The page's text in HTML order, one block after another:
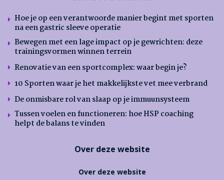
Hoe je op een verantwoorde manier begint met sporten
na een gastric sleeve operatie
Bewegen met een lage impact op je gewrichten: deze
trainingsvormen winnen terrein
Renovatie van een sportcomplex: waar begin je?
10 Sporten waar je het makkelijkste vet mee verbrand
De onmisbare rol van slaap op je immuunsysteem
Tussen voelen en functioneren: hoe HSP coaching
helpt de balans te vinden
Over deze website
Over deze website